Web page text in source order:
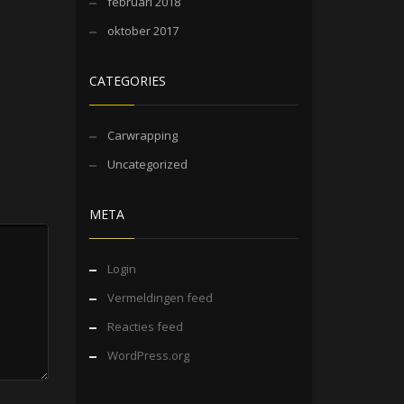
oktober 2017
CATEGORIES
Carwrapping
Uncategorized
META
Login
Vermeldingen feed
Reacties feed
WordPress.org